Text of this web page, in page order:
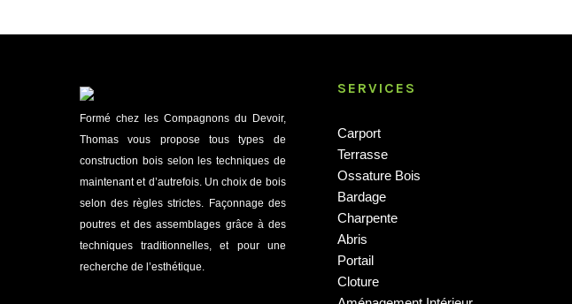
Formé chez les Compagnons du Devoir,
Thomas vous propose tous types de
construction bois selon les techniques de
maintenant et d’autrefois. Un choix de bois
selon des règles strictes. Façonnage des
poutres et des assemblages grâce à des
techniques traditionnelles, et pour une
recherche de l’esthétique.
SERVICES
Carport
Terrasse
Ossature Bois
Bardage
Charpente
Abris
Portail
Cloture